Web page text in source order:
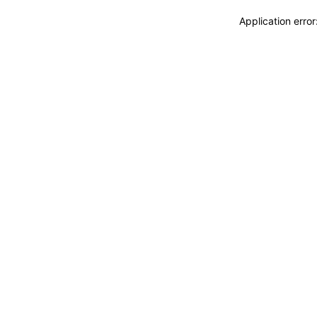
Application